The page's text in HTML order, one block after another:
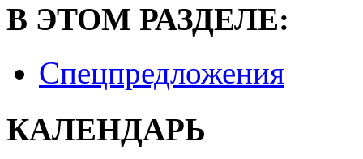
В ЭТОМ РАЗДЕЛЕ:
Спецпредложения
КАЛЕНДАРЬ